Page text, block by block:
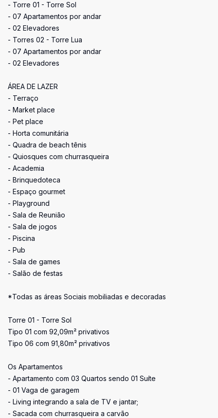
- Torre 01 - Torre Sol
- 07 Apartamentos por andar
- 02 Elevadores
- Torres 02 - Torre Lua
- 07 Apartamentos por andar
- 02 Elevadores
ÁREA DE LAZER
- Terraço
- Market place
- Pet place
- Horta comunitária
- Quadra de beach tênis
- Quiosques com churrasqueira
- Academia
- Brinquedoteca
- Espaço gourmet
- Playground
- Sala de Reunião
- Sala de jogos
- Piscina
- Pub
- Sala de games
- Salão de festas
*Todas as áreas Sociais mobiliadas e decoradas
Torre 01 - Torre Sol
Tipo 01 com 92,09m² privativos
Tipo 06 com 91,80m² privativos
Os Apartamentos
- Apartamento com 03 Quartos sendo 01 Suíte
- 01 Vaga de garagem
- Living integrando a sala de TV e jantar;
- Sacada com churrasqueira a carvão